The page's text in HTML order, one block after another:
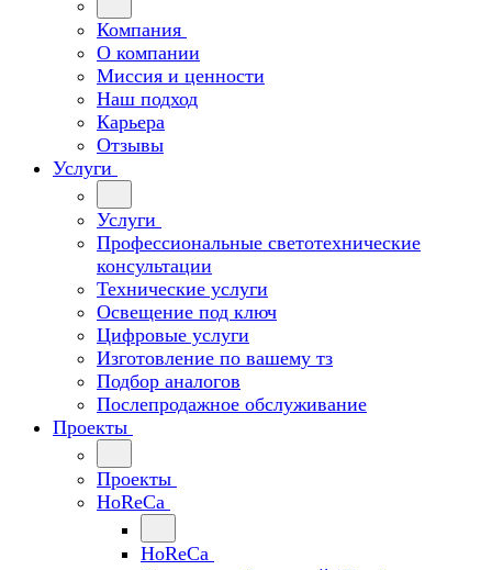
Компания
О компании
Миссия и ценности
Наш подход
Карьера
Отзывы
Услуги
Услуги
Профессиональные светотехнические
консультации
Технические услуги
Освещение под ключ
Цифровые услуги
Изготовление по вашему тз
Подбор аналогов
Послепродажное обслуживание
Проекты
Проекты
HoReCa
HoReCa